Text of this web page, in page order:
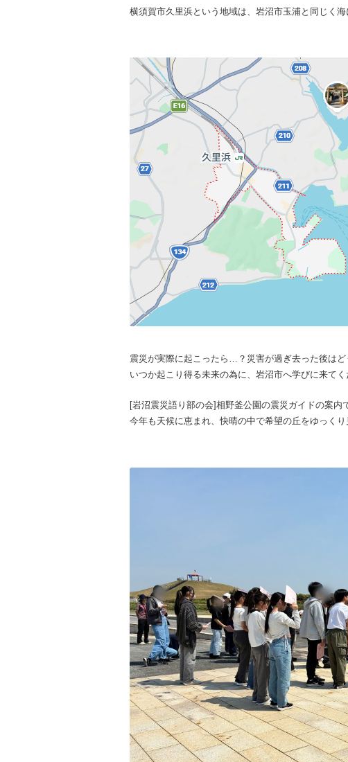
横須賀市久里浜という地域は、岩沼市玉浦と同じく海
震災が実際に起こったら…？災害が過ぎ去った後は
いつか起こり得る未来の為に、岩沼市へ学びに来てく
[岩沼震災語り部の会]相野釜公園の震災ガイドの案内
今年も天候に恵まれ、快晴の中で希望の丘をゆっくり